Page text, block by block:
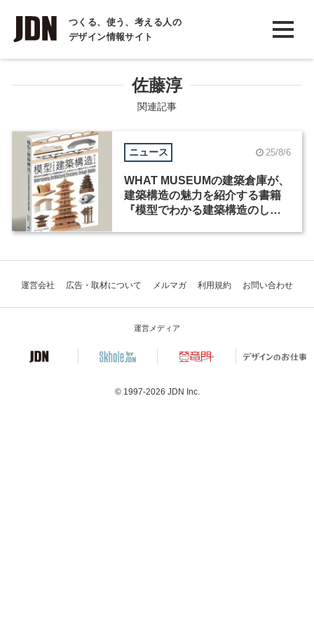
つくる、使う、考える人の
デザイン情報サイト
INTERVIEW
インタビュー
COLUMN
コラム
佐藤淳
関連記事
ニュース 25/8/6
WHAT MUSEUMの建築倉庫が、
建築構造の魅力を紹介する書籍
『模型でわかる建築構造のしく
運営会社 広告・取材について メルマガ 利用規約 お問い合わせ
運営メディア
© 1997-2026 JDN Inc.